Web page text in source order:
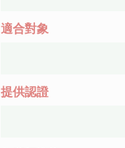
適合對象
提供認證